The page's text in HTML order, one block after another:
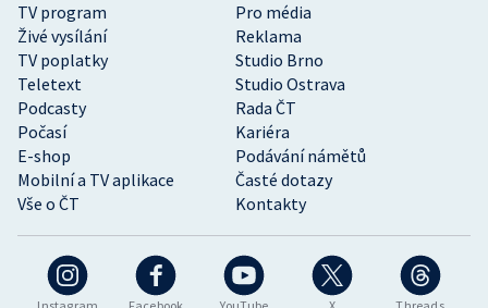
TV program
Pro média
Živé vysílání
Reklama
TV poplatky
Studio Brno
Teletext
Studio Ostrava
Podcasty
Rada ČT
Počasí
Kariéra
E-shop
Podávání námětů
Mobilní a TV aplikace
Časté dotazy
Vše o ČT
Kontakty